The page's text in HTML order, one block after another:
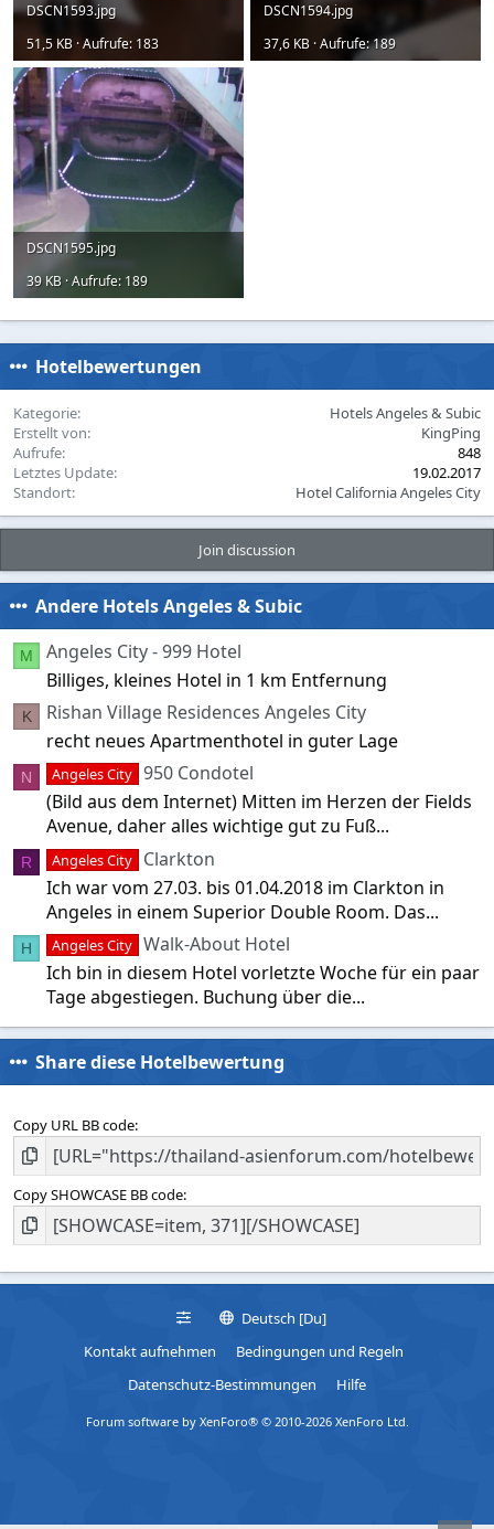
DSCN1593.jpg
51,5 KB · Aufrufe: 183
DSCN1594.jpg
37,6 KB · Aufrufe: 189
DSCN1595.jpg
39 KB · Aufrufe: 189
Hotelbewertungen
Kategorie
Hotels Angeles & Subic
Erstellt von
KingPing
Aufrufe
848
Letztes Update
19.02.2017
Standort
Hotel California Angeles City
Join discussion
Andere Hotels Angeles & Subic
M
Angeles City - 999 Hotel
Billiges, kleines Hotel in 1 km Entfernung
K
Rishan Village Residences Angeles City
recht neues Apartmenthotel in guter Lage
N Angeles City 950 Condotel
(Bild aus dem Internet) Mitten im Herzen der Fields
Avenue, daher alles wichtige gut zu Fuß...
R Angeles City
Clarkton
Ich war vom 27.03. bis 01.04.2018 im Clarkton in
Angeles in einem Superior Double Room. Das...
H Angeles City Walk-About Hotel
Ich bin in diesem Hotel vorletzte Woche für ein paar
Tage abgestiegen. Buchung über die...
Share diese Hotelbewertung
Copy URL BB code
Copy SHOWCASE BB code
Deutsch [Du]
Kontakt aufnehmen
Bedingungen und Regeln
Datenschutz-Bestimmungen
Hilfe
Forum software by XenForo® © 2010-2026 XenForo Ltd.